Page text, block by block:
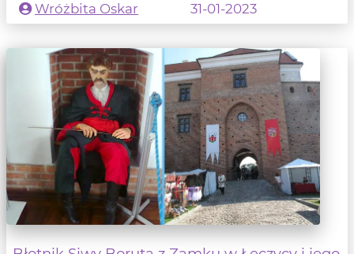
Wróżbita Oskar
31-01-2023